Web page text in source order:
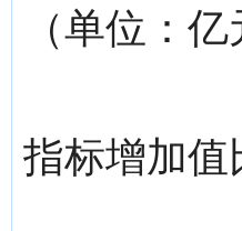
（单位：亿
指标增加值